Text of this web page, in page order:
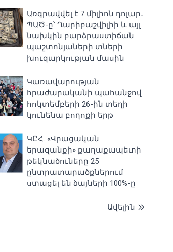
Առգրավվել է 7 միլիոն դոլար․
ՊԱԾ-ը՝ Ղարիբաշվիլիի և այլ
նախկին բարձրաստիճան
պաշտոնյաների տների
խուզարկության մասին
Կառավարության
հրաժարականի պահանջով
հոկտեմբերի 26-ին տեղի
կունենա բողոքի երթ
ԿԸՀ. «Վրացական
երազանքի» քաղաքապետի
թեկնածուները 25
ընտրատարածքներում
ստացել են ձայների 100%-ը
Ավելին